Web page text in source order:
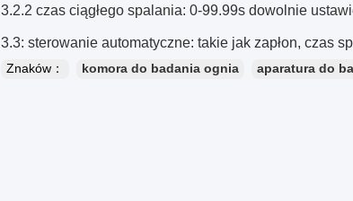
3.2.2 czas ciągłego spalania: 0-99.99s dowolnie
3.3: sterowanie automatyczne: takie jak zapłon, czas
Znaków： komora do badania ognia aparatura do